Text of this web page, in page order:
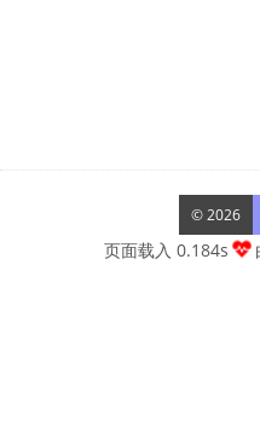
© 2026
页面载入 0.184s